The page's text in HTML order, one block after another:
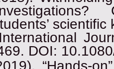
DOI:
“Hands-